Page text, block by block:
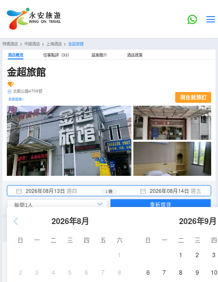
特價酒店 > 中國酒店 > 上海酒店 > 金超旅館
酒店概览 住客點評（33） 設施簡介 酒店政策
金超旅館
北鬆公路4709號
全部設施> 現在就預訂
2026年08月13日 週四 2026年08月14日 週五
1 晚
2026年8月
日 一 二 三 四 五
六
1
2 3 4 5 6 7 8
2026年9月
日 一 二 三
四
1
2 3
6 7 8 9 10
重新搜尋
5-6㎡ 空調